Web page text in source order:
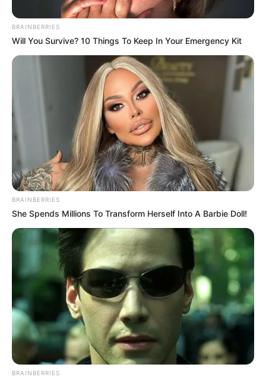
ΑΠΟΨΕΙΣ
Τα 24 κομμένα λεπτά από την ταινία
“Μάτια ερμητικά κλειστά” και ο
μυστηριώδης θάνατος του Κιούμπρικ
Τα 24 κομμένα λεπτά από την ταινία “Μάτια ερμητικά
κλειστά” και ο μυστηριώδης θάνατος του Κιούμπρικ.. Το
ονόμασαν ταινία. Ήταν μια εξομολόγηση. Το «Μάτια
ερμητικά...
ΚΟΙΝΩΝΙΚΑ ΔΙΚΤΥΑ
FACEBOOK ΑΡΈΣΕΙ
YOUTUBE ΕΓΓΡΑΦΕΊΤΕ
ΑΚΟΛΟΥΘΉΣΤΕ
BRAINBERRIES
Will You Survive? 10 Things To Keep In Your Emergency Kit
BRAINBERRIES
She Spends Millions To Transform Herself Into A Barbie Doll!
BRAINBERRIES